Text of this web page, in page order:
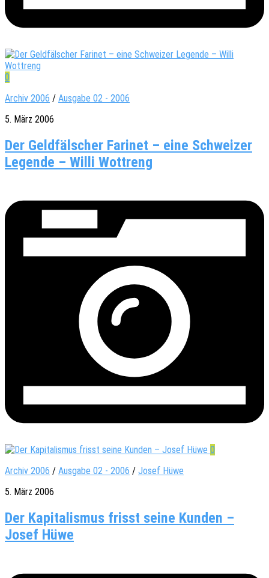
0
Archiv 2006 / Ausgabe 02 - 2006
5. März 2006
Der Geldfälscher Farinet – eine Schweizer
Legende – Willi Wottreng
0
Archiv 2006 / Ausgabe 02 - 2006 / Josef Hüwe
5. März 2006
Der Kapitalismus frisst seine Kunden –
Josef Hüwe